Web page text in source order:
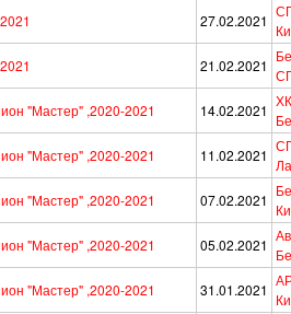
27.02.2021
21.02.2021
"Мастер" ,2020-2021
14.02.2021
"Мастер" ,2020-2021
11.02.2021
"Мастер" ,2020-2021
07.02.2021
"Мастер" ,2020-2021
05.02.2021
"Мастер" ,2020-2021
31.01.2021